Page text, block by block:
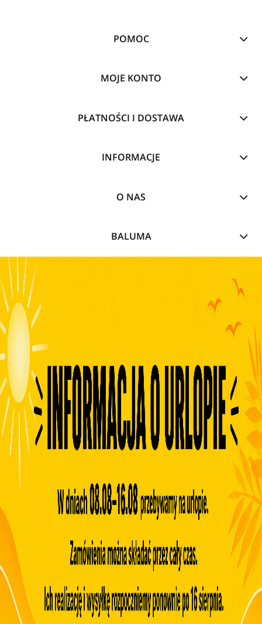
POMOC
MOJE KONTO
PŁATNOŚCI I DOSTAWA
INFORMACJE
O NAS
BALUMA